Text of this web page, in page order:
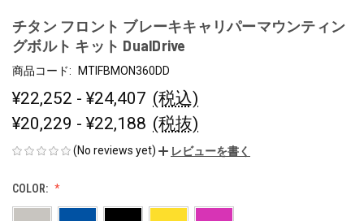
チタン フロント ブレーキキャリパーマウンティン
グボルト キット DualDrive
商品コード: MTIFBMON360DD
¥22,252 - ¥24,407 (税込)
¥20,229 - ¥22,188 (税抜)
(No reviews yet) レビューを書く
COLOR: